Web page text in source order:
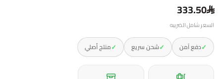
333.50
السعر شامل الضريبه
✓دفع آمن ✓شحن سريع ✓منتج أصلي